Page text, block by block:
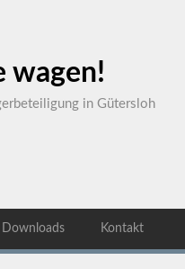
wagen!
in Gütersloh
Downloads Kontakt